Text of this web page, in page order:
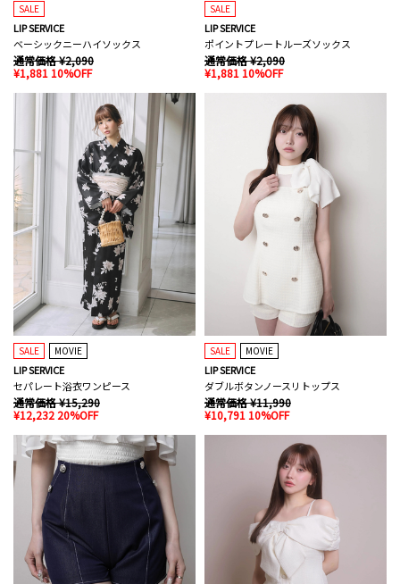
SALE
LIP SERVICE
ベーシックニーハイソックス
通常価格 ¥2,090
¥1,881 10%OFF
SALE
LIP SERVICE
ポイントプレートルーズソックス
通常価格 ¥2,090
¥1,881 10%OFF
SALE MOVIE
LIP SERVICE
セパレート浴衣ワンピース
通常価格 ¥15,290
¥12,232 20%OFF
SALE MOVIE
LIP SERVICE
ダブルボタンノースリトップス
通常価格 ¥11,990
¥10,791 10%OFF